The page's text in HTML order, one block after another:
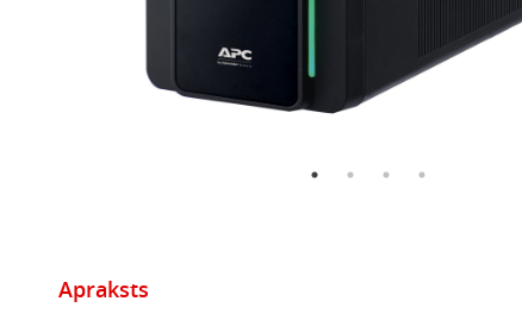
Apraksts